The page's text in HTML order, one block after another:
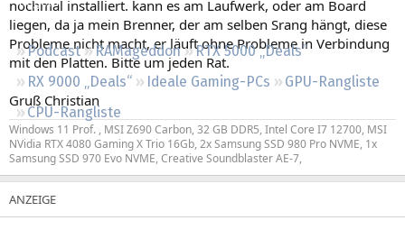
Podcast RAMageddon
RTX 5000 „Deals“
RX 9000 „Deals“
Ideale Gaming-PCs
GPU-Rangliste
CPU-Rangliste
nochmal installiert. kann es am Laufwerk, oder am Board
liegen, da ja mein Brenner, der am selben Srang hängt, diese
Probleme nicht macht, er läuft ohne Probleme in Verbindung
mit den Platten. Bitte um jeden Rat.
Gruß Christian
Windows 11 Prof. , MSI Z690 Carbon, 32 GB DDR5, Intel Core I7 12700, MSI
NVidia RTX 4080 Gaming X Trio 16Gb, 2x Samsung SSD 980 Pro NVME, 1x
Samsung SSD 970 Evo NVME, Creative Soundblaster AE-7,